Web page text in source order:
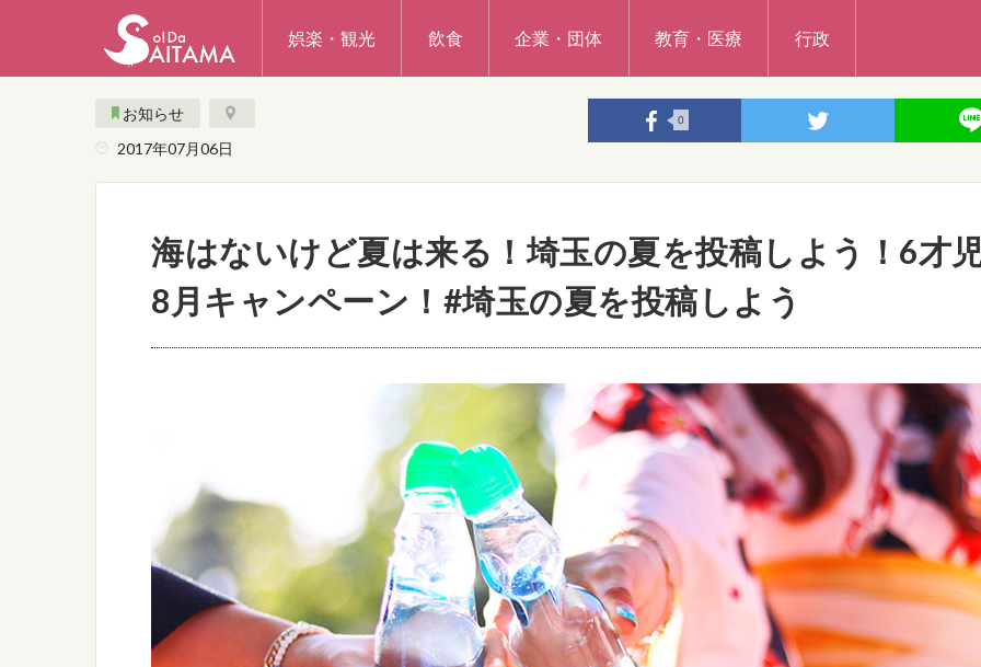
娯楽・観光 飲食 企業・団体 教育・医療 行政
お知らせ
2017年07月06日
0
海はないけど夏は来る！埼玉の夏を投稿しよう！6才
8月キャンペーン！#埼玉の夏を投稿しよう